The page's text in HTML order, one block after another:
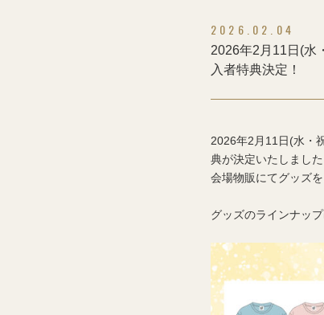
2026.02.04
2026年2月11日(水
入者特典決定！
2026年2月11日(水・
典が決定いたしました
会場物販にてグッズ
グッズのラインナッ